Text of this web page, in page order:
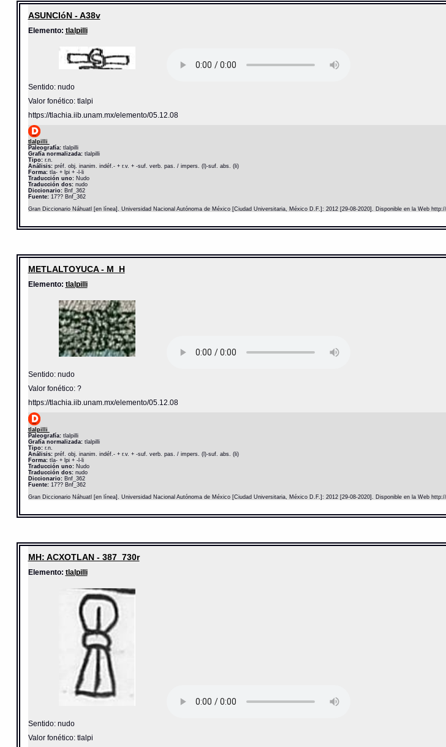
ASUNCIóN - A38v
Elemento: tlalpilli
Sentido: nudo
Valor fonético: tlalpi
https://tlachia.iib.unam.mx/elemento/05.12.08
tlalpilli
Paleografía:tlalpilli
Grafía normalizada:tlalpilli
Tipo:r.n.
Análisis:préf. obj. inanim. indéf.- + r.v. + -suf. verb. pas. / impers. (l)-suf. abs. (li)
Forma:tla- + lpi + -l-li
Traducción uno:Nudo
Traducción dos:nudo
Diccionario: Bnf_362
Fuente:17?? Bnf_362
Gran Diccionario Náhuatl [en línea]. Universidad Nacional Autónoma de México [Ciudad Universitaria, México D.F.]: 2012 [29-08-2020]. Disponible en la Web
METLALTOYUCA - M_H
Elemento: tlalpilli
Sentido: nudo
Valor fonético: ?
https://tlachia.iib.unam.mx/elemento/05.12.08
tlalpilli
Paleografía:tlalpilli
Grafía normalizada:tlalpilli
Tipo:r.n.
Análisis:préf. obj. inanim. indéf.- + r.v. + -suf. verb. pas. / impers. (l)-suf. abs. (li)
Forma:tla- + lpi + -l-li
Traducción uno:Nudo
Traducción dos:nudo
Diccionario: Bnf_362
Fuente:17?? Bnf_362
Gran Diccionario Náhuatl [en línea]. Universidad Nacional Autónoma de México [Ciudad Universitaria, México D.F.]: 2012 [29-08-2020]. Disponible en la Web
MH: ACXOTLAN - 387_730r
Elemento: tlalpilli
Sentido: nudo
Valor fonético: tlalpi